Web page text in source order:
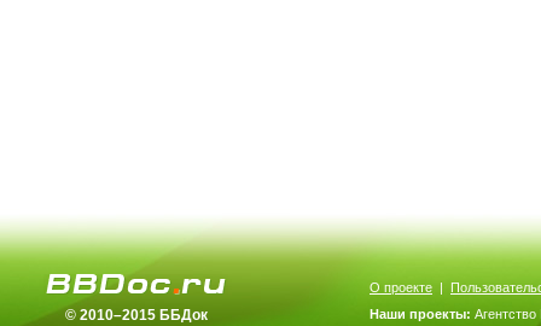
© 2010–2015 ББДок
О проекте |
Наши проекты: